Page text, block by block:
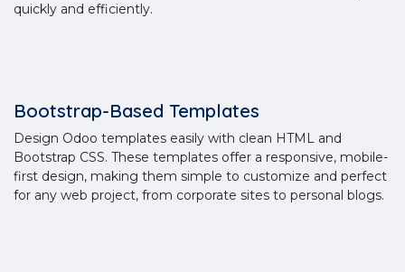
quickly and efficiently.
Bootstrap-Based Templates
Design Odoo templates easily with clean HTML and
Bootstrap CSS. These templates offer a responsive, mobile-
first design, making them simple to customize and perfect
for any web project, from corporate sites to personal blogs.